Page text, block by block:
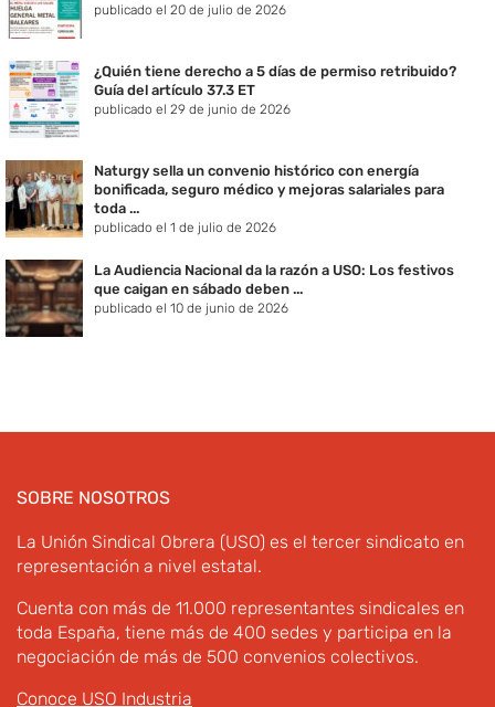
publicado el 20 de julio de 2026
¿Quién tiene derecho a 5 días de permiso retribuido?
Guía del artículo 37.3 ET
publicado el 29 de junio de 2026
Naturgy sella un convenio histórico con energía
bonificada, seguro médico y mejoras salariales para
toda ...
publicado el 1 de julio de 2026
La Audiencia Nacional da la razón a USO: Los festivos
que caigan en sábado deben ...
publicado el 10 de junio de 2026
SOBRE NOSOTROS
La Unión Sindical Obrera (USO) es el tercer sindicato en
representación a nivel estatal.
Cuenta con más de 11.000 representantes sindicales en
toda España, tiene más de 400 sedes y participa en la
negociación de más de 500 convenios colectivos.
Conoce USO Industria